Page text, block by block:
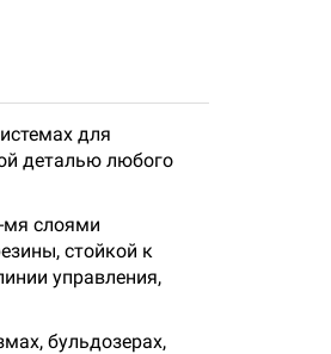
для
деталью любого
мя слоями
стойкой к
управления,
бульдозерах,